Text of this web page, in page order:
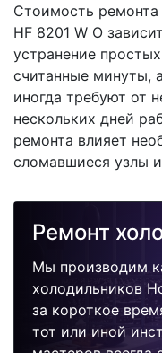
Стоимость
HF 8201 W O
устранение
считанные минуты,
иногда требуют от
нескольких дней
ремонта влияет
сломавшиеся узлы
Ремонт
Мы производим
холодильников
за короткое
тот или иной